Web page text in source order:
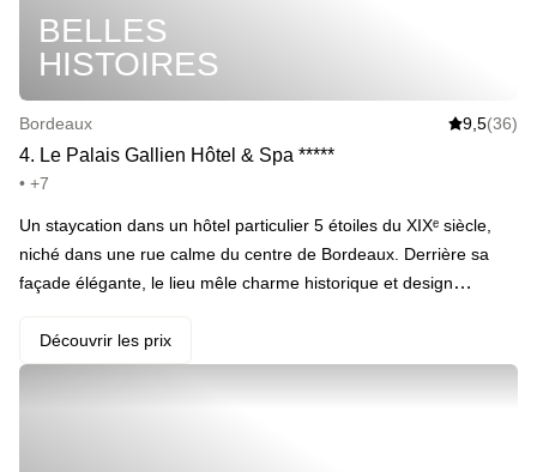
ambiances en une nuit · Descendre prendre son petit-déjeuner
composé de produits locaux et frais · Se souvenir avec bonheur
qu’on a garé sa voiture au parking à deux pas (en add-on)
BELLES
HISTOIRES
Bordeaux 9,5(36)
4. Le Palais Gallien Hôtel & Spa *****
• +7
Un staycation dans un hôtel particulier 5 étoiles du XIXᵉ siècle,
niché dans une rue calme du centre de Bordeaux. Derrière sa
façade élégante, le lieu mêle charme historique et design
extérieure cachée dans le jardin, on sirote une coupe de
champagne sur le rooftop, puis direction le spa Nuxe avec bains
Découvrir les prix